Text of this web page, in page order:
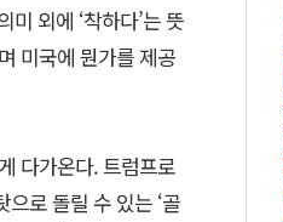
외에 ‘착하다’는 뜻
미국에 뭔가를 제공
다가온다. 트럼프로
로 돌릴 수 있는 ‘골